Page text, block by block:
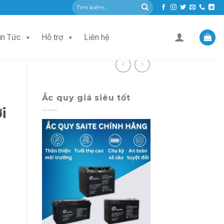
Tìm
kiếm:
Tức Hỗ trợ Liên hệ
Ắc quy giá siêu tốt